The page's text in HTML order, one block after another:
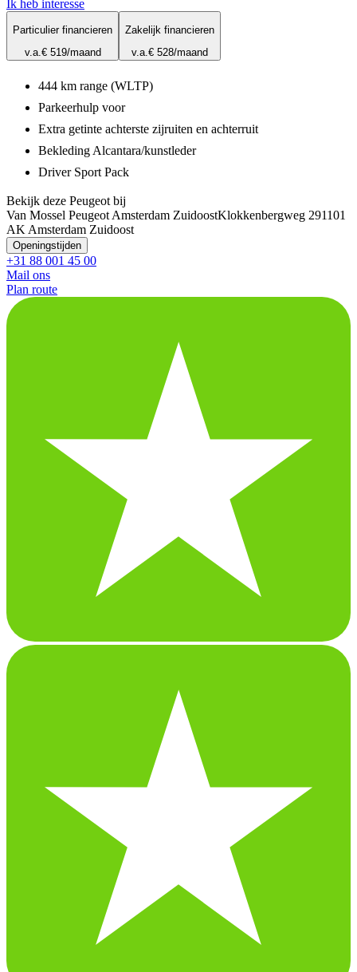
Ik heb interesse
Particulier financieren
v.a.€ 519/maand
Zakelijk financieren
v.a.€ 528/maand
444 km range (WLTP)
Parkeerhulp voor
Extra getinte achterste zijruiten en achterruit
Bekleding Alcantara/kunstleder
Driver Sport Pack
Bekijk deze Peugeot bij
Van Mossel Peugeot Amsterdam ZuidoostKlokkenbergweg 291101
AK Amsterdam Zuidoost
Openingstijden
+31 88 001 45 00
Mail ons
Plan route